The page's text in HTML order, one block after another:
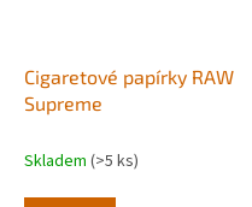
Cigaretové papírky RAW
Supreme
Skladem (>5 ks)